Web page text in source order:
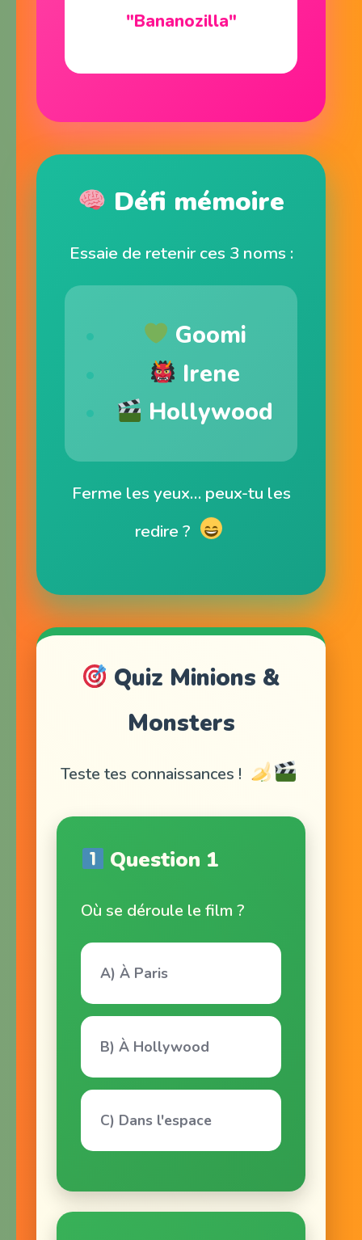
"Bananozilla"
Défi mémoire
Essaie de retenir ces 3 noms :
Goomi
Irene
Hollywood
Ferme les yeux… peux-tu les
redire ?
Quiz Minions &
Monsters
Teste tes connaissances !
Question 1
Où se déroule le film ?
A) À Paris
B) À Hollywood
C) Dans l'espace